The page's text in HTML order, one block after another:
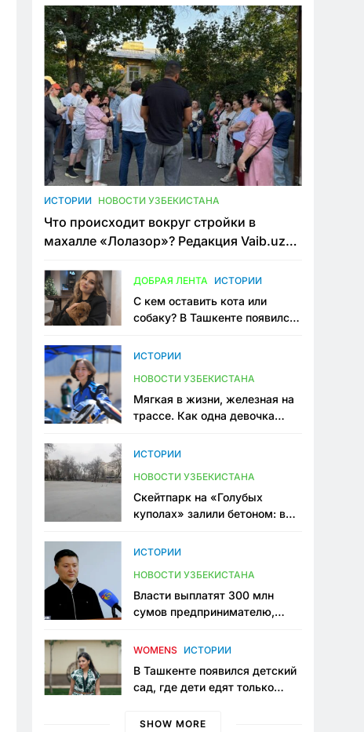
ИСТОРИИ НОВОСТИ УЗБЕКИСТАНА
Что происходит вокруг стройки в
махалле «Лолазор»? Редакция Vaib.uz
конфликта
ДОБРАЯ ЛЕНТА ИСТОРИИ
С кем оставить кота или
собаку? В Ташкенте появился
ИСТОРИИ
НОВОСТИ УЗБЕКИСТАНА
Мягкая в жизни, железная на
трассе. Как одна девочка
Узбекистане
ИСТОРИИ
НОВОСТИ УЗБЕКИСТАНА
Скейтпарк на «Голубых
куполах» залили бетоном: в
одно общественное
ИСТОРИИ
НОВОСТИ УЗБЕКИСТАНА
Власти выплатят 300 млн
сумов предпринимателю,
тюрьме по незаконному
WOMENS ИСТОРИИ
В Ташкенте появился детский
сад, где дети едят только
мама, которая устала просить
SHOW MORE